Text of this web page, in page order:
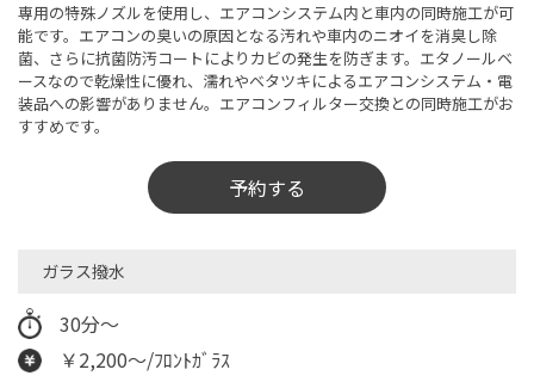
専用の特殊ノズルを使用し、エアコンシステム内と車内の同時施工が可
能です。エアコンの臭いの原因となる汚れや車内のニオイを消臭し除
菌、さらに抗菌防汚コートによりカビの発生を防ぎます。エタノールベ
ースなので乾燥性に優れ、濡れやベタツキによるエアコンシステム・電
装品への影響がありません。エアコンフィルター交換との同時施工がお
すすめです。
予約する
ガラス撥水
30分～
￥2,200～/ﾌﾛﾝﾄｶﾞﾗｽ